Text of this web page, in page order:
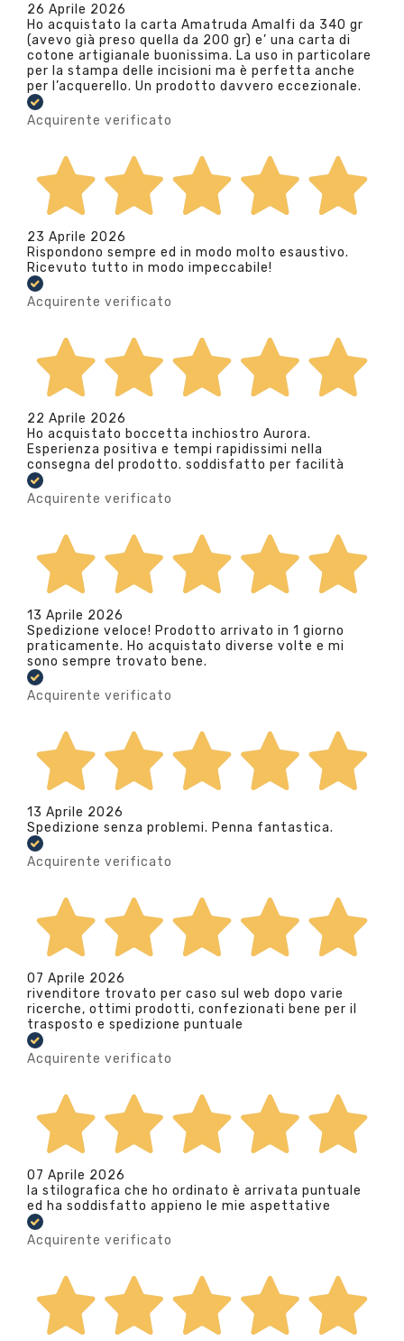
26 Aprile 2026
Ho acquistato la carta Amatruda Amalfi da 340 gr
(avevo già preso quella da 200 gr) e’ una carta di
cotone artigianale buonissima. La uso in particolare
per la stampa delle incisioni ma è perfetta anche
per l’acquerello. Un prodotto davvero eccezionale.
Acquirente verificato
23 Aprile 2026
Rispondono sempre ed in modo molto esaustivo.
Ricevuto tutto in modo impeccabile!
Acquirente verificato
22 Aprile 2026
Ho acquistato boccetta inchiostro Aurora.
Esperienza positiva e tempi rapidissimi nella
consegna del prodotto. soddisfatto per facilità
Acquirente verificato
13 Aprile 2026
Spedizione veloce! Prodotto arrivato in 1 giorno
praticamente. Ho acquistato diverse volte e mi
sono sempre trovato bene.
Acquirente verificato
13 Aprile 2026
Spedizione senza problemi. Penna fantastica.
Acquirente verificato
07 Aprile 2026
rivenditore trovato per caso sul web dopo varie
ricerche, ottimi prodotti, confezionati bene per il
trasposto e spedizione puntuale
Acquirente verificato
07 Aprile 2026
la stilografica che ho ordinato è arrivata puntuale
ed ha soddisfatto appieno le mie aspettative
Acquirente verificato